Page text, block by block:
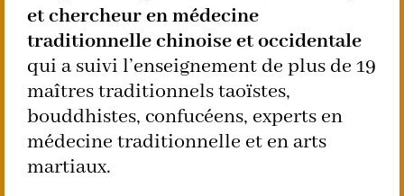
et chercheur en médecine
traditionnelle chinoise et occidentale
qui a suivi l’enseignement de plus de 19
maîtres traditionnels taoïstes,
bouddhistes, confucéens, experts en
médecine traditionnelle et en arts
martiaux.